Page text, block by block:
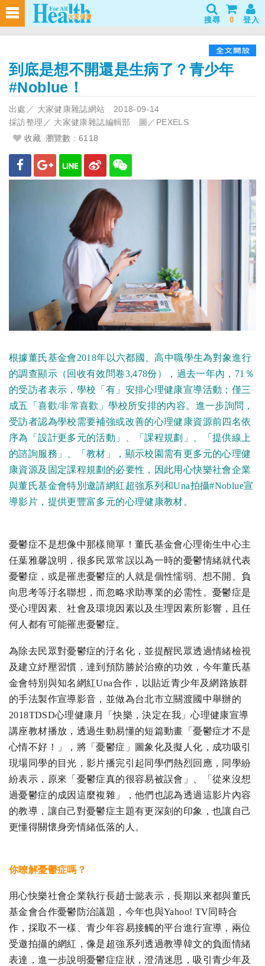
搜尋 0 登入
到底是想不開還是生病了？青少年
#Noblue！
出處／ 大家健康雜誌網站 2018-09-14
採訪整理／ 大家健康雜誌編輯部 圖／PEXELS
收藏 瀏覽數 : 6118
根據董氏基金會2018年以六都國、高中職學生為對象進行
的調查顯示（回收有效問卷3,478份），過去一年內，71％
的受訪者表示，學校「有」安排心理健康宣導活動；僅三
成五「喜歡/非常喜歡」學校所安排的內容。進一步詢問，
受訪者認為學校需要補強或改善的心理健康資源前四名依
序為「設計更多元的活動」、「課程規劃」、「提供線上
的諮詢服務」、「教材」，顯示校園需有更多元的心理健
康資源及固定課程規劃的必要性，因此用心快樂社會企業
與董氏基金會特別邀請網紅超強系列和Una拍攝#Noblue宣
導影片，提供更豐富多元的心理健康教材。
憂鬱症不是想像中那樣簡單！董氏基金會心理衛生中心主
任葉雅馨說明，很多民眾常誤以為一時的憂鬱情緒就代表
憂鬱症，或是罹患憂鬱症的人就是個性懦弱、想不開、負
向思考等汙名聯想，而忽略求助專業的必需性。憂鬱症是
受心理因素、社會及環境因素以及生理因素所影響，且任
何人都有可能罹患憂鬱症。
為除去民眾對憂鬱症的汙名化，並提醒民眾透過情緒檢視
及建立紓壓習慣，達到預防勝於治療的功效，今年董氏基
金會特別與知名網紅Una合作，以貼近青少年及網路族群
的手法製作宣導影音，並做為台北市立關渡國中舉辦的
2018TDSD心理健康月「快樂，決定在我」心理健康宣導
講座教材播放，透過生動易懂的短篇動畫「憂鬱症才不是
心情不好！」，將「憂鬱症」圖象化及擬人化，成功吸引
現場同學的目光，影片播完引起同學們熱烈回應，同學紛
紛表示，原來「憂鬱症真的很容易被誤會」、「從來沒想
過憂鬱症的成因這麼複雜」，他們也認為透過這影片內容
的教導，讓自己對憂鬱症主題有更深刻的印象，也讓自己
更懂得關懷身旁情緒低落的人。
你暸解憂鬱症嗎？
用心快樂社會企業執行長趙士懿表示，長期以來都與董氏
基金會合作憂鬱防治議題，今年也與Yahoo! TV同時合
作，採取不一樣、青少年容易接觸的平台進行宣導，兩位
受邀拍攝的網紅，像是超強系列透過教導韓文的負面情緒
表達，進一步說明憂鬱症症狀，澄清迷思，吸引青少年及